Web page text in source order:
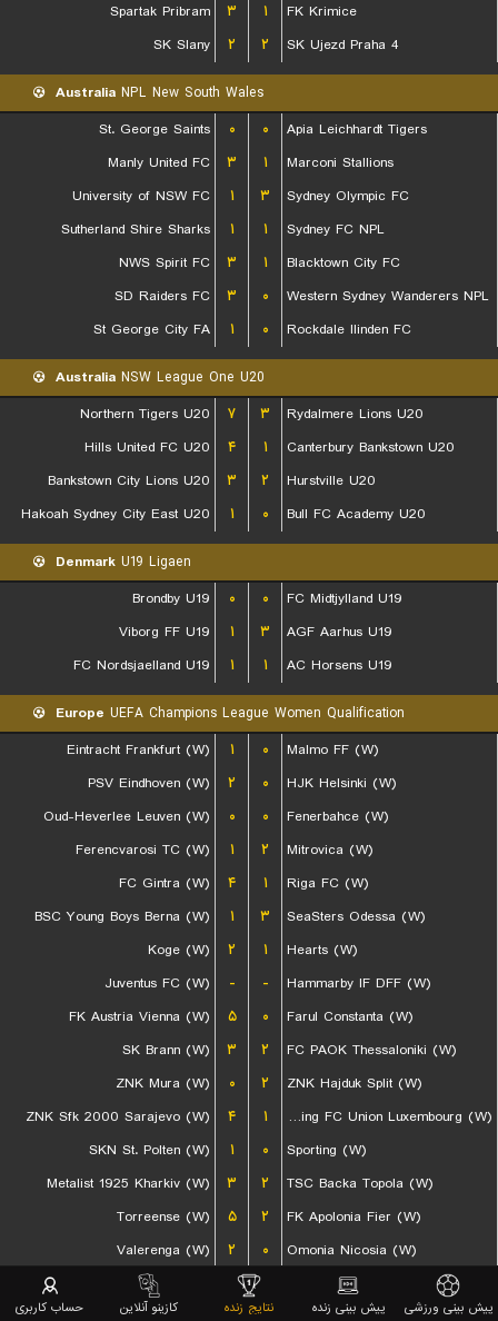
Spartak Pribram
۳ ۱
FK Krimice
SK Slany
۲ ۲ SK Ujezd Praha 4
Australia NPL New South Wales
St. George Saints
۰ ۰
Apia Leichhardt Tigers
Manly United FC
۳ ۱
Marconi Stallions
University of NSW FC
۱ ۳
Sydney Olympic FC
Sutherland Shire Sharks
۱ ۱
Sydney FC NPL
NWS Spirit FC
۳ ۱
Blacktown City FC
SD Raiders FC
۳ ۰
Western Sydney Wanderers NPL
St George City FA
۱ ۰ Rockdale Ilinden FC
Australia NSW League One U20
Northern Tigers U20
۷ ۳
Rydalmere Lions U20
Hills United FC U20
۴ ۱
Canterbury Bankstown U20
Bankstown City Lions U20
۳ ۲
Hurstville U20
Hakoah Sydney City East U20
۱ ۰ Bull FC Academy U20
Denmark U19 Ligaen
Brondby U19
۰ ۰
FC Midtjylland U19
Viborg FF U19
۱ ۳
AGF Aarhus U19
FC Nordsjaelland U19
۱ ۱ AC Horsens U19
Europe UEFA Champions League Women Qualification
Eintracht Frankfurt (W)
۱ ۰
Malmo FF (W)
PSV Eindhoven (W)
۲ ۰
HJK Helsinki (W)
Oud-Heverlee Leuven (W)
۰ ۰
Fenerbahce (W)
Ferencvarosi TC (W)
۱ ۲
Mitrovica (W)
FC Gintra (W)
۴ ۱
Riga FC (W)
BSC Young Boys Berna (W)
۱ ۳
SeaSters Odessa (W)
Koge (W)
۲ ۱
Hearts (W)
Juventus FC (W)
- -
Hammarby IF DFF (W)
FK Austria Vienna (W)
۵ ۰
Farul Constanta (W)
SK Brann (W)
۳ ۲
FC PAOK Thessaloniki (W)
ZNK Mura (W)
۰ ۲
ZNK Hajduk Split (W)
ZNK Sfk 2000 Sarajevo (W)
۴ ۱
Racing FC Union Luxembourg (W)
SKN St. Polten (W)
۱ ۰
Sporting (W)
Metalist 1925 Kharkiv (W)
۳ ۲
TSC Backa Topola (W)
Torreense (W)
۵ ۲
FK Apolonia Fier (W)
Valerenga (W)
۲ ۰
Omonia Nicosia (W)
KS Vllaznia Shkoder (W)
Apollon Limassol FC (W)
پیش بینی ورزشی پیش بینی زنده نتایج زنده کازینو آنلاین حساب کاربری